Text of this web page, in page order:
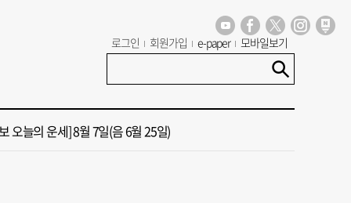
로그인 회원가입 e-paper 모바일보기
청사, 북항 재개발 부지 복합항만지구 확정
해양수산부’ 2030년 부산 북항시대 연다